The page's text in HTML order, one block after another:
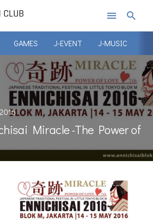
menu search
GAMES J-EVENT J-MUSIC J-
Miracle -The Power of